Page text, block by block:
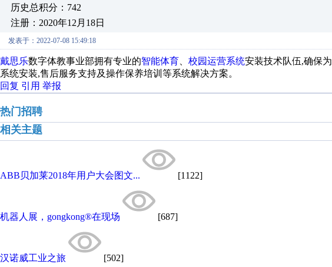
历史总积分：742
注册：2020年12月18日
发表于：2022-07-08 15:49:18
戴思乐数字体教事业部拥有专业的智能体育 校园运营系统安装技术队伍,确保为
系统安装,售后服务支持及操作保养培训等系统解决方案。
回复 引用 举报
热门招聘
相关主题
ABB贝加莱2018年用户大会图文... [1122]
机器人展，gongkong®在现场 [687]
汉诺威工业之旅 [502]